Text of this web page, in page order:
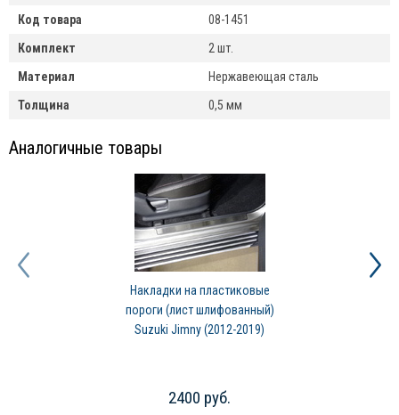
Код товара
08-1451
Комплект
2 шт.
Материал
Нержавеющая сталь
Толщина
0,5 мм
Аналогичные товары
Накладки на пластиковые
пороги (лист шлифованный)
Suzuki Jimny (2012-2019)
2400 руб.